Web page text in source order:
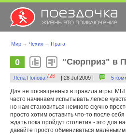
Мир → Чехия → Прага
0 "Сюрприз" в
Лена Попова726 | 28 Jul 2009 | 5
Для не посвященных в правила игры: МЫ
часто начинаем испытывать легкое
но нам становиться немного скучно
просто хотим оставить что-то после себя
ждать пока пройдут столетия - это для
давайте просто обмениваться